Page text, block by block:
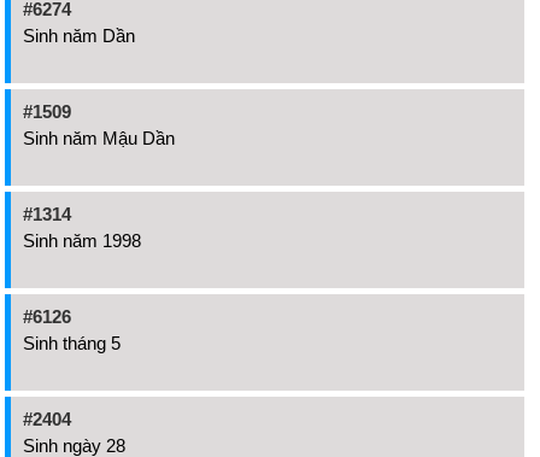
#6274
Sinh năm Dần
#1509
Sinh năm Mậu Dần
#1314
Sinh năm 1998
#6126
Sinh tháng 5
#2404
Sinh ngày 28